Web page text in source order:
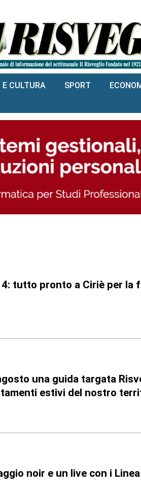
CULTURA SPORT
tutto pronto a Ciriè per la
una guida targata
estivi del nostro
noir e un live con i